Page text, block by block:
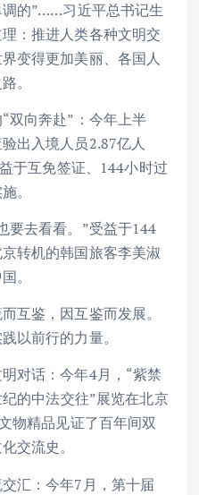
的”……习近平总书记生
：推进人类各种文明交
变得更加美丽、各国人
。
双向奔赴”：今年上半
出入境人员2.87亿人
于互免签证、144小时过
。
要去看看。”受益于144
转机的韩国旅客李美淑
。
互鉴，因互鉴而发展。
以前行的力量。
对话：今年4月，“紫禁
的中法交往”展览在北京
物精品见证了百年间双
交流史。
汇：今年7月，第十届